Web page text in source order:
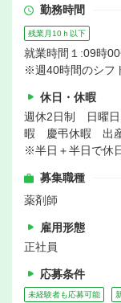
勤務時間
残業月10ｈ以下
就業時間１:09時
※週40時間のシフ
休日・休暇
週休2日制 日曜
暇 慶弔休暇 出
※半日＋半日で休
募集職種
薬剤師
雇用形態
正社員
応募条件
未経験者も応募可能